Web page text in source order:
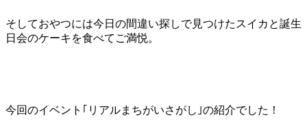
そしておやつには今日の間違い探しで見つけたスイカと誕生
日会のケーキを食べてご満悦。
今回のイベント｢リアルまちがいさがし｣の紹介でした！